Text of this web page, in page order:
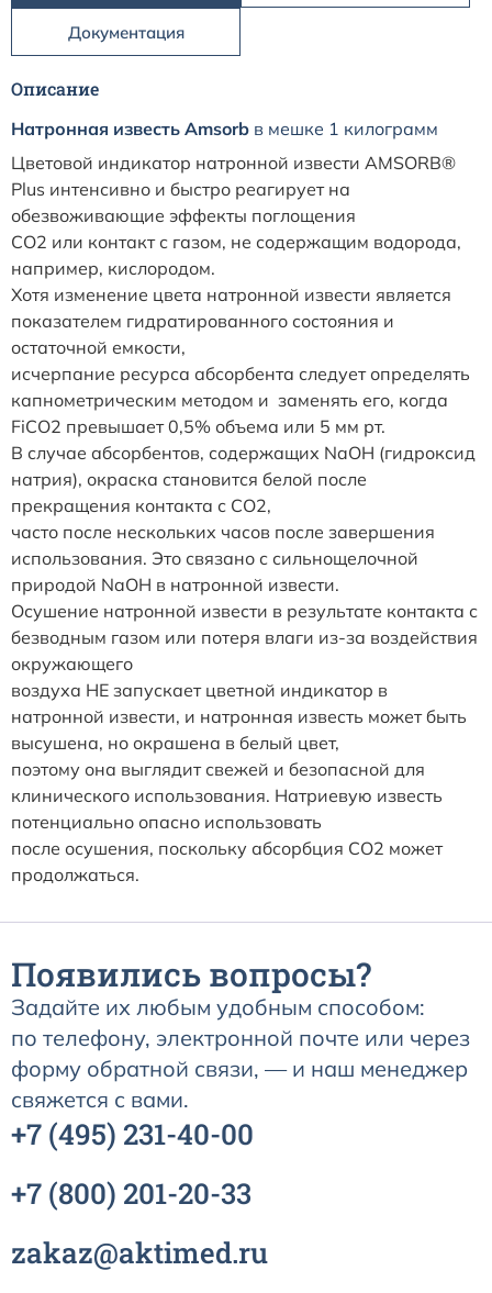
Документация
Описание
Натронная известь Amsorb в мешке 1 килограмм
Цветовой индикатор натронной извести AMSORB®
Plus интенсивно и быстро реагирует на
обезвоживающие эффекты поглощения
CO2 или контакт с газом, не содержащим водорода,
например, кислородом.
Хотя изменение цвета натронной извести является
показателем гидратированного состояния и
остаточной емкости,
исчерпание ресурса абсорбента следует определять
капнометрическим методом и заменять его, когда
FiCO2 превышает 0,5% объема или 5 мм рт.
В случае абсорбентов, содержащих NaOH (гидроксид
натрия), окраска становится белой после
прекращения контакта с CO2,
часто после нескольких часов после завершения
использования. Это связано с сильнощелочной
природой NaOH в натронной извести.
Осушение натронной извести в результате контакта с
безводным газом или потеря влаги из-за воздействия
окружающего
воздуха НЕ запускает цветной индикатор в
натронной извести, и натронная известь может быть
высушена, но окрашена в белый цвет,
поэтому она выглядит свежей и безопасной для
клинического использования. Натриевую известь
потенциально опасно использовать
после осушения, поскольку абсорбция CO2 может
продолжаться.
Появились вопросы?
Задайте их любым удобным способом:
по телефону, электронной почте или через
форму обратной связи, — и наш менеджер
свяжется с вами.
+7 (495) 231-40-00
+7 (800) 201-20-33
zakaz@aktimed.ru